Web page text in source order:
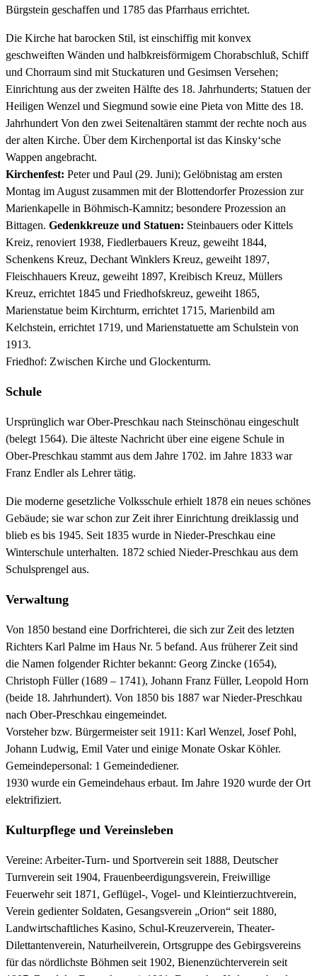
Bürgstein geschaffen und 1785 das Pfarrhaus errichtet.
Die Kirche hat barocken Stil, ist einschiffig mit konvex
geschweiften Wänden und halbkreisförmigem Chorabschluß, Schiff
und Chorraum sind mit Stuckaturen und Gesimsen Versehen;
Einrichtung aus der zweiten Hälfte des 18. Jahrhunderts; Statuen der
Heiligen Wenzel und Siegmund sowie eine Pieta von Mitte des 18.
Jahrhundert Von den zwei Seitenaltären stammt der rechte noch aus
der alten Kirche. Über dem Kirchenportal ist das Kinsky‘sche
Wappen angebracht.
Kirchenfest: Peter und Paul (29. Juni); Gelöbnistag am ersten
Montag im August zusammen mit der Blottendorfer Prozession zur
Marienkapelle in Böhmisch-Kamnitz; besondere Prozession an
Bittagen. Gedenkkreuze und Statuen: Steinbauers oder Kittels
Kreiz, renoviert 1938, Fiedlerbauers Kreuz, geweiht 1844,
Schenkens Kreuz, Dechant Winklers Kreuz, geweiht 1897,
Fleischhauers Kreuz, geweiht 1897, Kreibisch Kreuz, Müllers
Kreuz, errichtet 1845 und Friedhofskreuz, geweiht 1865,
Marienstatue beim Kirchturm, errichtet 1715, Marienbild am
Kelchstein, errichtet 1719, und Marienstatuette am Schulstein von
1913.
Friedhof: Zwischen Kirche und Glockenturm.
Schule
Ursprünglich war Ober-Preschkau nach Steinschönau eingeschult
(belegt 1564). Die älteste Nachricht über eine eigene Schule in
Ober-Preschkau stammt aus dem Jahre 1702. im Jahre 1833 war
Franz Endler als Lehrer tätig.
Die moderne gesetzliche Volksschule erhielt 1878 ein neues schönes
Gebäude; sie war schon zur Zeit ihrer Einrichtung dreiklassig und
blieb es bis 1945. Seit 1835 wurde in Nieder-Preschkau eine
Winterschule unterhalten. 1872 schied Nieder-Preschkau aus dem
Schulsprengel aus.
Verwaltung
Von 1850 bestand eine Dorfrichterei, die sich zur Zeit des letzten
Richters Karl Palme im Haus Nr. 5 befand. Aus früherer Zeit sind
die Namen folgender Richter bekannt: Georg Zincke (1654),
Christoph Füller (1689 – 1741), Johann Franz Füller, Leopold Horn
(beide 18. Jahrhundert). Von 1850 bis 1887 war Nieder-Preschkau
nach Ober-Preschkau eingemeindet.
Vorsteher bzw. Bürgermeister seit 1911: Karl Wenzel, Josef Pohl,
Johann Ludwig, Emil Vater und einige Monate Oskar Köhler.
Gemeindepersonal: 1 Gemeindediener.
1930 wurde ein Gemeindehaus erbaut. Im Jahre 1920 wurde der Ort
elektrifiziert.
Kulturpflege und Vereinsleben
Vereine: Arbeiter-Turn- und Sportverein seit 1888, Deutscher
Turnverein seit 1904, Frauenbeerdigungsverein, Freiwillige
Feuerwehr seit 1871, Geflügel-, Vogel- und Kleintierzuchtverein,
Verein gedienter Soldaten, Gesangsverein „Orion“ seit 1880,
Landwirtschaftliches Kasino, Schul-Kreuzerverein, Theater-
Dilettantenverein, Naturheilverein, Ortsgruppe des Gebirgsvereins
für das nördlichste Böhmen seit 1902, Bienenzüchterverein seit